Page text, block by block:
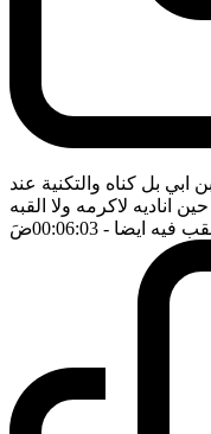
ابي بل كناه والتكنية عند
اناديه لاكرمه ولا القبه
فيه ايضا - 00:06:03 ضَ